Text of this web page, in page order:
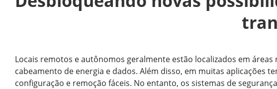
Locais remotos e autônomos geralmente estão localizados em
cabeamento de energia e dados. Além disso, em muitas aplicações
configuração e remoção fáceis. No entanto, os sistemas de